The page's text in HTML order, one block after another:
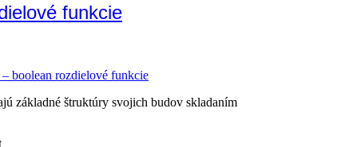
funkcie
boolean rozdielové funkcie
základné štruktúry svojich budov skladaním